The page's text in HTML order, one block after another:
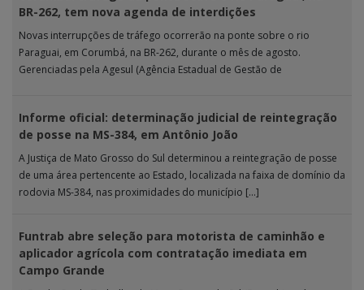
BR-262, tem nova agenda de interdições
Novas interrupções de tráfego ocorrerão na ponte sobre o rio
Paraguai, em Corumbá, na BR-262, durante o mês de agosto.
Gerenciadas pela Agesul (Agência Estadual de Gestão de
Informe oficial: determinação judicial de reintegração
de posse na MS-384, em Antônio João
A Justiça de Mato Grosso do Sul determinou a reintegração de posse
de uma área pertencente ao Estado, localizada na faixa de domínio da
rodovia MS-384, nas proximidades do município […]
Funtrab abre seleção para motorista de caminhão e
aplicador agrícola com contratação imediata em
Campo Grande